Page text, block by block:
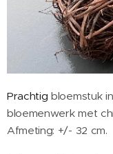
Prachtigbloemstuk
bloemenwerk met
Afmeting: +/- 32 cm.